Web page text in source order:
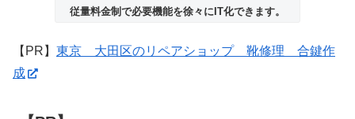
従量料金制で必要機能を徐々にIT化できます。
【PR】 東京 大田区のリペアショップ 靴修理 合鍵作
成